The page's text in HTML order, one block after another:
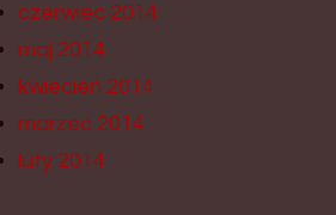
czerwiec 2014
maj 2014
kwiecień 2014
marzec 2014
luty 2014